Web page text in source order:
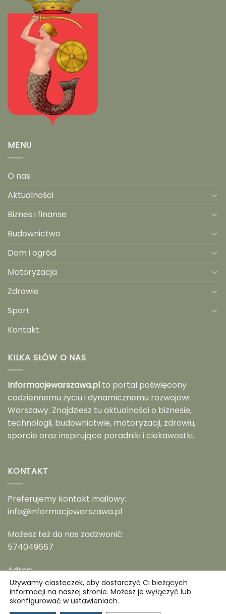
MENU
O nas
Aktualności
Biznes i finanse
Budownictwo
Dom i ogród
Motoryzacja
Zdrowie
Sport
Kontakt
KILKA SŁÓW O NAS
Informacjewarszawa.pl to portal poświęcony
codziennemu życiu i dynamicznemu rozwojowi
Warszawy. Znajdziesz tu aktualności o biznesie,
technologii, budownictwie, motoryzacji, zdrowiu,
sporcie oraz inspirujące poradniki i ciekawostki.
KONTAKT
Preferujemy kontakt mailowy:
info@informacjewarszawa.pl
Możesz też do nas zadzwonić:
574049667
Adres:
Warszawa, ul. Kościuszki 11
Używamy ciasteczek, aby dostarczyć Ci bieżących
informacji na naszej stronie. Możesz je wyłączyć lub
skonfigurować w ustawieniach.